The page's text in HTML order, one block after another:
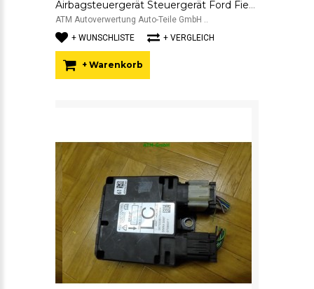
Airbagsteuergerät Steuergerät Ford Fiesta 5 V 6S6T14B056LB FoMoCo
ATM Autoverwertung Auto-Teile GmbH ..
+ WUNSCHLISTE
+ VERGLEICH
+ Warenkorb